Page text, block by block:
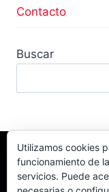
Contacto
Buscar
Utilizamos cookies
funcionamiento de
servicios. Puede